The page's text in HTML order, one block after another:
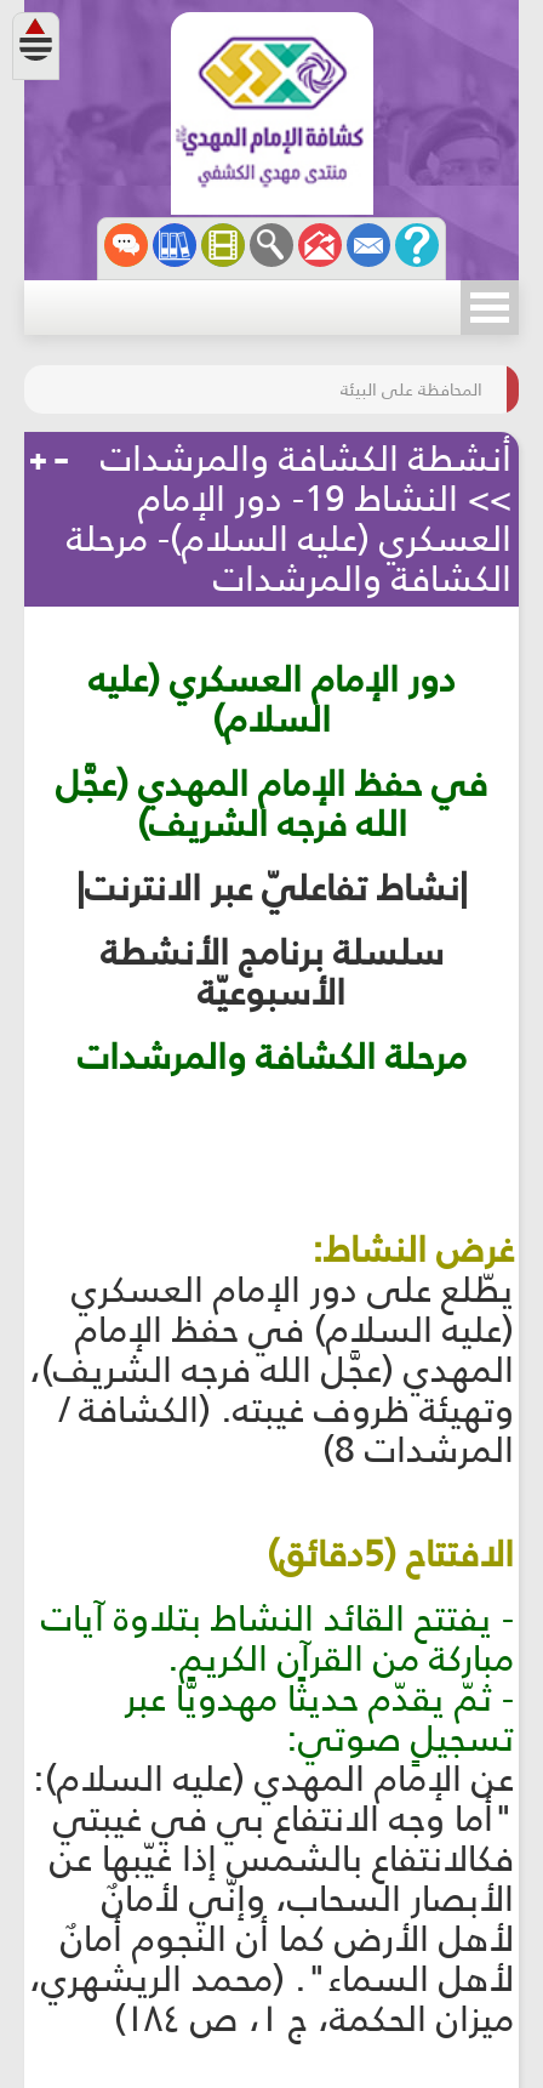
مسابقة الركب الحسينيّ
المحافظة على البيئة
أنشطة الكشافة والمرشدات
>> النشاط 19- دور الإمام
العسكري (عليه السلام)- مرحلة
الكشافة والمرشدات
دور الإمام العسكري (عليه
السلام)
في حفظ الإمام المهدي (عجَّل
الله فرجه الشريف)
|نشاط تفاعليّ عبر الانترنت|
سلسلة برنامج الأنشطة
الأسبوعيّة
مرحلة الكشافة والمرشدات
غرض النشاط:
يطّلع على دور الإمام العسكري
(عليه السلام) في حفظ الإمام
المهدي (عجَّل الله فرجه الشريف)،
وتهيئة ظروف غيبته. (الكشافة /
المرشدات 8)
الافتتاح (5دقائق)
- يفتتح القائد النشاط بتلاوة آيات
مباركة من القرآن الكريم.
- ثمّ يقدّم حديثًا مهدويًّا عبر
تسجيلٍ صوتي:
عن الإمام المهدي (عليه السلام):
"أما وجه الانتفاع بي في غيبتي
فكالانتفاع بالشمس إذا غيّبها عن
الأبصار السحاب، وإنّي لأمانٌ
لأهل الأرض كما أن النجوم أمانٌ
لأهل السماء". (محمد الريشهري،
ميزان الحكمة، ج ١، ص ١٨٤)